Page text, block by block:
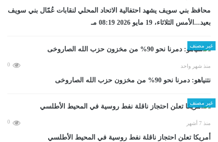
محافظ بني سويف يشهد احتفالية الاتحاد المحلي لنقابات عُمّال بني سويف
بعيد...الأمس الثلاثاء، 19 مايو 2026 08:19 مـ
غير مصنف
منذ شهر واحد 0
نتنياهو: دمرنا نحو 90% من مخزون حزب الله الصاروخى
غير مصنف
منذ 7 أشهر 0
أمريكا تعلن احتجاز ناقلة نفط روسية في المحيط الأطلسي